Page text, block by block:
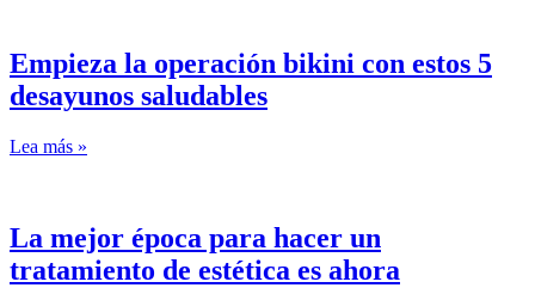
Empieza la operación bikini con estos 5
desayunos saludables
Lea más »
La mejor época para hacer un
tratamiento de estética es ahora